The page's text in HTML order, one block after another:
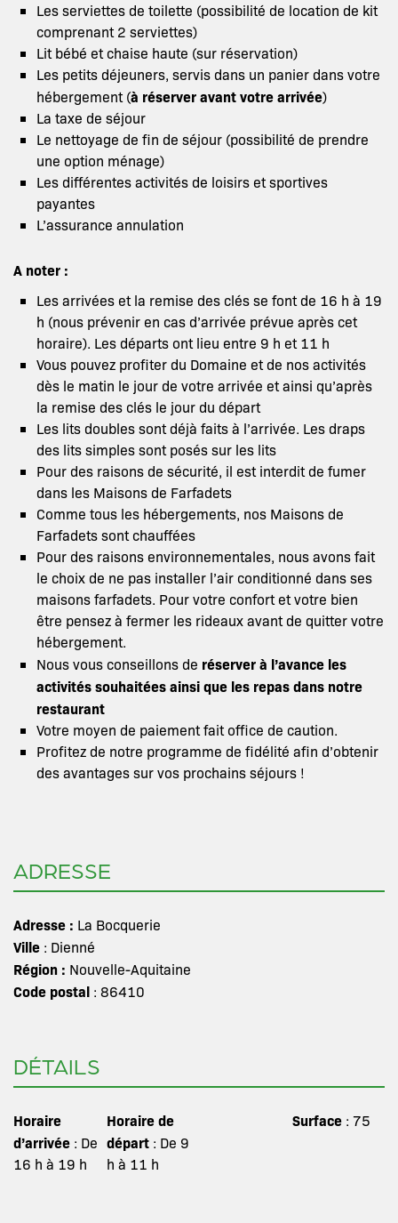
Les serviettes de toilette (possibilité de location de kit
comprenant 2 serviettes)
Lit bébé et chaise haute (sur réservation)
Les petits déjeuners, servis dans un panier dans votre
hébergement (à réserver avant votre arrivée)
La taxe de séjour
Le nettoyage de fin de séjour (possibilité de prendre
une option ménage)
Les différentes activités de loisirs et sportives
payantes
L’assurance annulation
A noter :
Les arrivées et la remise des clés se font de 16 h à 19
h (nous prévenir en cas d’arrivée prévue après cet
horaire). Les départs ont lieu entre 9 h et 11 h
Vous pouvez profiter du Domaine et de nos activités
dès le matin le jour de votre arrivée et ainsi qu’après
la remise des clés le jour du départ
Les lits doubles sont déjà faits à l’arrivée. Les draps
des lits simples sont posés sur les lits
Pour des raisons de sécurité, il est interdit de fumer
dans les Maisons de Farfadets
Comme tous les hébergements, nos Maisons de
Farfadets sont chauffées
Pour des raisons environnementales, nous avons fait
le choix de ne pas installer l’air conditionné dans ses
maisons farfadets. Pour votre confort et votre bien
être pensez à fermer les rideaux avant de quitter votre
hébergement.
Nous vous conseillons de réserver à l’avance les
activités souhaitées ainsi que les repas dans notre
restaurant
Votre moyen de paiement fait office de caution.
Profitez de notre programme de fidélité afin d’obtenir
des avantages sur vos prochains séjours !
ADRESSE
Adresse : La Bocquerie
Ville : Dienné
Région : Nouvelle-Aquitaine
Code postal : 86410
DÉTAILS
Horaire
d’arrivée : De
16 h à 19 h
Horaire de
départ: De 9
h à 11 h
Surface: 75